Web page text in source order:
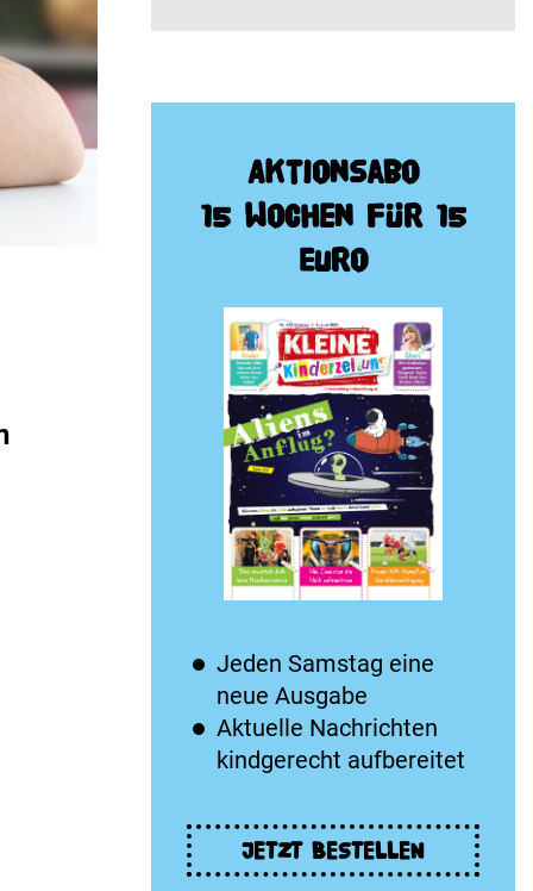
Aktionsabo
15 Wochen für 15
Euro
Jeden Samstag eine
neue Ausgabe
Aktuelle Nachrichten
kindgerecht aufbereitet
JETZT BESTELLEN